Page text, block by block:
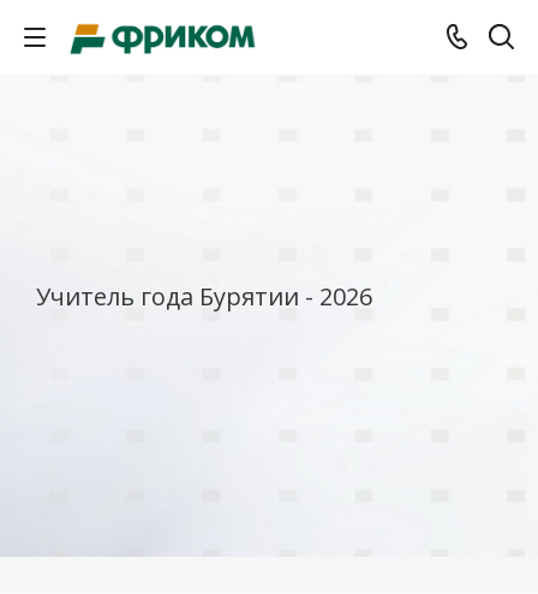
Учитель года Бурятии - 2026